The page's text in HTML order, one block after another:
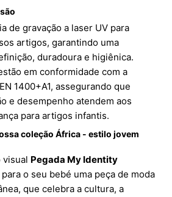
de gravação a laser UV para
artigos, garantindo uma
duradoura e higiênica.
em conformidade com a
1400+A1, assegurando que
e desempenho atendem aos
para artigos infantis.
coleção África - estilo jovem
visual Pegada My Identity
o seu bebé uma peça de moda
que celebra a cultura, a